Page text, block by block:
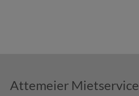
Attemeier Mietservice